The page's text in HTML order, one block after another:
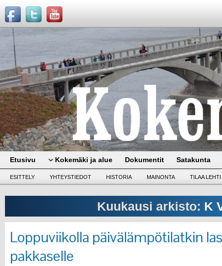
Etusivu Kokemäki ja alue Dokumentit Satakunta
ESITTELY YHTEYSTIEDOT HISTORIA MAINONTA TILAA LEHTI
Kuukausi arkisto: K
Loppuviikolla päivälämpötilatkin
pakkaselle